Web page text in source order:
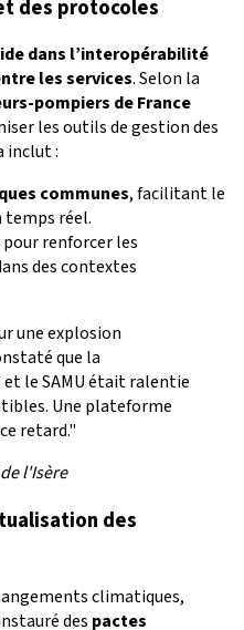
des protocoles
dans l’interopérabilité
les services. Selon la
pompiers de France
les outils de gestion des
inclut :
communes, facilitant le
temps réel.
pour renforcer les
des contextes
une explosion
que la
le SAMU était ralentie
Une plateforme
retard."
l'Isère
des
climatiques,
des pactes